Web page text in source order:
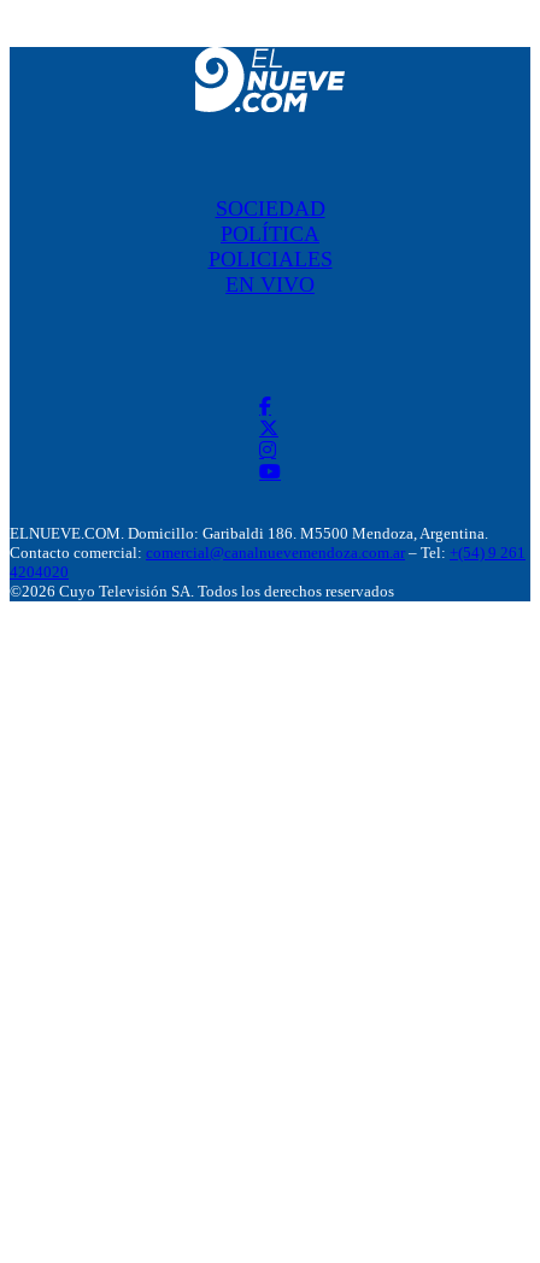
SOCIEDAD
POLÍTICA
POLICIALES
EN VIVO
ELNUEVE.COM. Domicillo: Garibaldi 186. M5500 Mendoza, Argentina.
Contacto comercial: comercial@canalnuevemendoza.com.ar – Tel: +(54) 9 261
4204020
©2026 Cuyo Televisión SA. Todos los derechos reservados